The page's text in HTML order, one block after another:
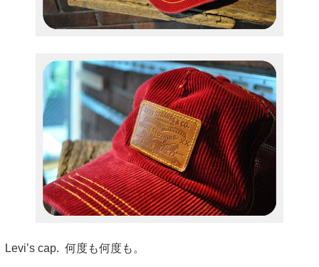
Levi’s cap. 何度も何度も。